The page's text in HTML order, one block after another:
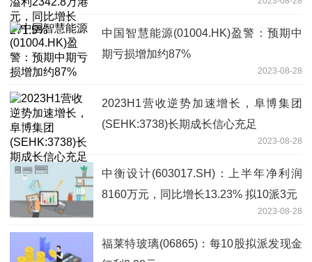
中国智慧能源(01004.HK)盈警：预期中
期亏损增加约87%
2023-08-28
2023H1营收逆势加速增长，阜博集团
(SEHK:3738)长期成长信心充足
2023-08-28
中衡设计(603017.SH)：上半年净利润
8160万元，同比增长13.23% 拟10派3元
2023-08-28
福莱特玻璃(06865)：每10股拟派发现金